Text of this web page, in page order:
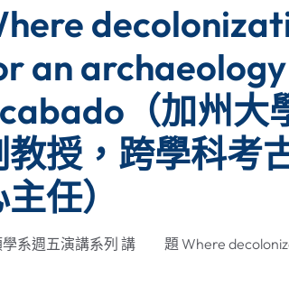
an
（加州大
教授，跨學科考
任）
學系週五演講系列 講 題 Where